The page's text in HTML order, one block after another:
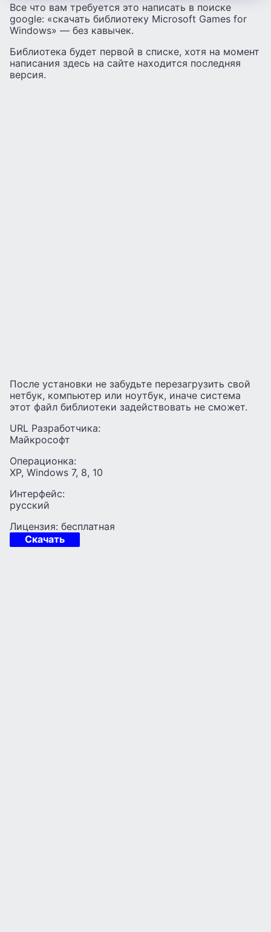
Все что вам требуется это написать в поиске
google: «скачать библиотеку Microsoft Games for
Windows» — без кавычек.
Библиотека будет первой в списке, хотя на момент
написания здесь на сайте находится последняя
версия.
После установки не забудьте перезагрузить свой
нетбук, компьютер или ноутбук, иначе система
этот файл библиотеки задействовать не сможет.
URL Разработчика:
Майкрософт
Операционка:
XP, Windows 7, 8, 10
Интерфейс:
русский
Лицензия: бесплатная
Скачать